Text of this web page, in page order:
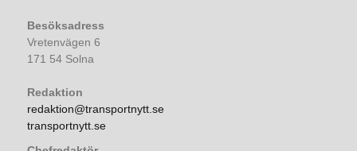
Besöksadress
Vretenvägen 6
171 54 Solna
Redaktion
redaktion@transportnytt.se
transportnytt.se